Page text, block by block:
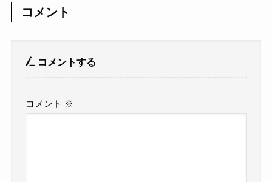
コメント
コメントする
コメント ※